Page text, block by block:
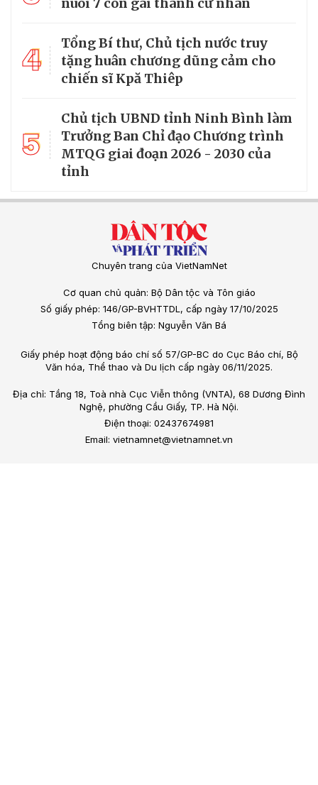
4
Tổng Bí thư, Chủ tịch nước truy
tặng huân chương dũng cảm cho
chiến sĩ Kpă Thiêp
5
Chủ tịch UBND tỉnh Ninh Bình làm
Trưởng Ban Chỉ đạo Chương trình
MTQG giai đoạn 2026 - 2030 của
tỉnh
Chuyên trang của VietNamNet
Cơ quan chủ quản: Bộ Dân tộc và Tôn giáo
Số giấy phép: 146/GP-BVHTTDL, cấp ngày 17/10/2025
Tổng biên tập: Nguyễn Văn Bá
Giấy phép hoạt động báo chí số 57/GP-BC do Cục Báo chí, Bộ
Văn hóa, Thể thao và Du lịch cấp ngày 06/11/2025.
Địa chỉ: Tầng 18, Toà nhà Cục Viễn thông (VNTA), 68 Dương Đình
Nghệ, phường Cầu Giấy, TP. Hà Nội.
Điện thoại: 02437674981
Email: vietnamnet@vietnamnet.vn